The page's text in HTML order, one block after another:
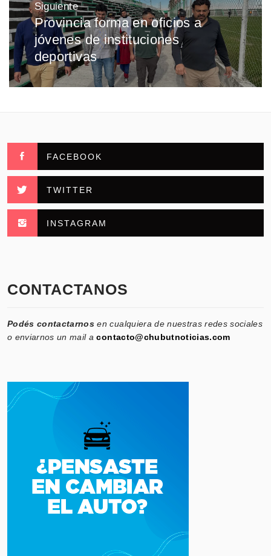
Siguiente
Entrada
siguiente:
Provincia forma en oficios a
jóvenes de instituciones
deportivas
FACEBOOK
TWITTER
INSTAGRAM
CONTACTANOS
Podés contactarnos en cualquiera de nuestras redes sociales
o enviarnos un mail acontacto@chubutnoticias.com